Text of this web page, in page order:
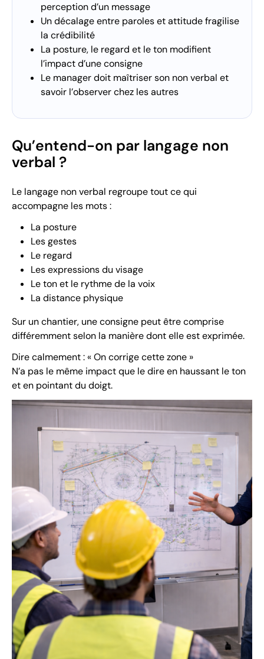
perception d’un message
Un décalage entre paroles et attitude fragilise
la crédibilité
La posture, le regard et le ton modifient
l’impact d’une consigne
Le manager doit maîtriser son non verbal et
savoir l’observer chez les autres
Qu’entend-on par langage non
verbal ?
Le langage non verbal regroupe tout ce qui
accompagne les mots :
La posture
Les gestes
Le regard
Les expressions du visage
Le ton et le rythme de la voix
La distance physique
Sur un chantier, une consigne peut être comprise
différemment selon la manière dont elle est exprimée.
Dire calmement : « On corrige cette zone »
N’a pas le même impact que le dire en haussant le ton
et en pointant du doigt.